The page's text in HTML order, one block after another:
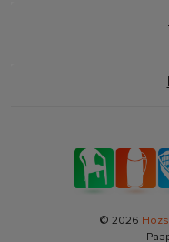
© 2026